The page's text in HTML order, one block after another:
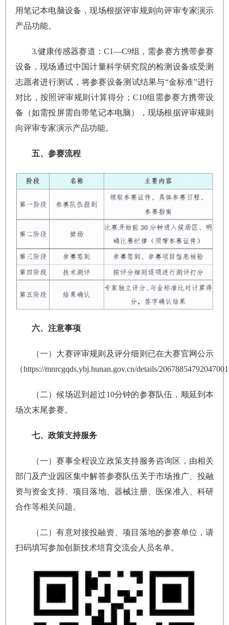
用笔记本电脑设备，现场根据评审规则向评审专家演示
产品功能。
3.健康传感器赛道：C1—C9组，需参赛方携带参赛
设备，现场通过中国计量科学研究院的检测设备或受测
志愿者进行测试，将参赛设备测试结果与“金标准”进行
对比，按照评审规则计算得分；C10组需参赛方携带设
备（如需投屏需自带笔记本电脑），现场根据评审规则
向评审专家演示产品功能。
五、参赛流程
六、注意事项
（一）大赛评审规则及评分细则已在大赛官网公示
（https://mnrcgqds.ybj.hunan.gov.cn/details/
（二）候场迟到超过10分钟的参赛队伍，顺延到本
场次末尾参赛。
七、政策支持服务
（一）赛事全程设立政策支持服务咨询区，由相关
部门及产业园区集中解答参赛队伍关于市场推广、投融
资与资金支持、项目落地、器械注册、医保准入、科研
合作等相关问题。
（二）有意对接投融资、项目落地的参赛单位，请
扫码填写参加创新技术培育交流会人员名单。